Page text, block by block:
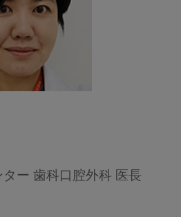
ー 歯科口腔外科 医長